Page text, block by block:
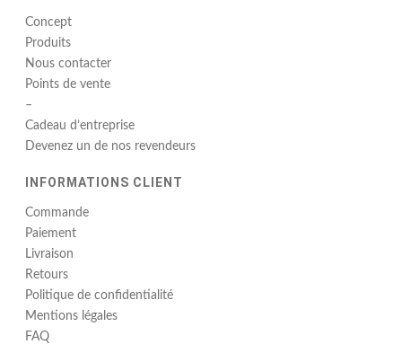
Concept
Produits
Nous contacter
Points de vente
–
Cadeau d’entreprise
Devenez un de nos revendeurs
INFORMATIONS CLIENT
Commande
Paiement
Livraison
Retours
Politique de confidentialité
Mentions légales
FAQ